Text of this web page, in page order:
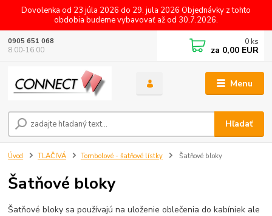
Dovolenka od 23 júla 2026 do 29. jula 2026 Objednávky z tohto
obdobia budeme vybavovať až od 30.7.2026.
Menu
Hľadať
0905 651 068
8.00-16.00
0 ks
za 0,00 EUR
Úvod TLAČIVÁ Tombolové - šatňové lístky Šatňové bloky
Šatňové bloky
Šatňové bloky sa používajú na uloženie oblečenia do kabíniek ale